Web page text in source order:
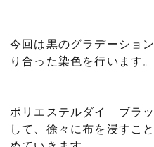
今回は黒のグラデーショ
り合った染色を行います。
ポリエステルダイ ブラ
して、徐々に布を浸すこ